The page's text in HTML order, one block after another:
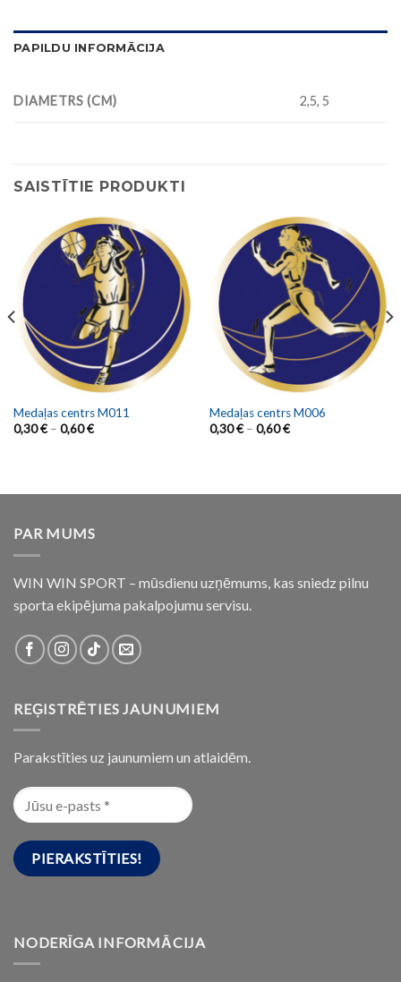
PAPILDU INFORMĀCIJA
DIAMETRS (CM) 2,5, 5
SAISTĪTIE PRODUKTI
Medaļas centrs M011
0,30€– 0,60€
Medaļas centrs M006
0,30€– 0,60€
PAR MUMS
WIN WIN SPORT – mūsdienu uzņēmums, kas sniedz pilnu
sporta ekipējuma pakalpojumu servisu.
REĢISTRĒTIES JAUNUMIEM
Parakstīties uz jaunumiem un atlaidēm.
NODERĪGA INFORMĀCIJA